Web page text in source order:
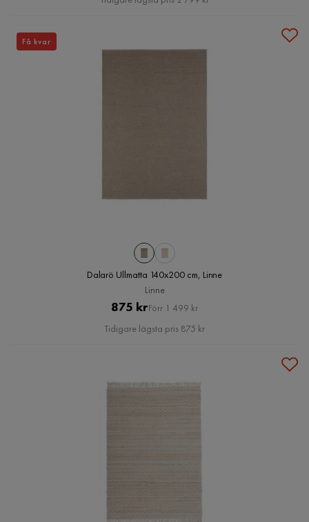
Dalarö Ullmatta 140x200 cm, Linne
Linne
Pris
875 kr Original
Pris
Förr 1 499 kr
Tidigare lägsta pris 875 kr
Få kvar